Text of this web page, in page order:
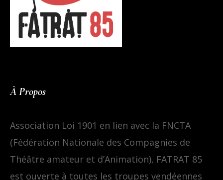
À Propos
Association Loi 1901 en lien avec la FNCTA
(Fédération Nationale des Compagnies de
Théâtre amateur et d’Animation), FATRAT 85
est ouverte à toutes les troupes vendéennes